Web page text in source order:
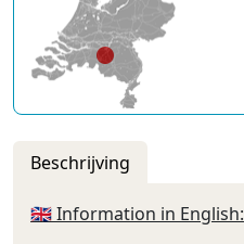
Beschrijving
🇬🇧 Information in English: